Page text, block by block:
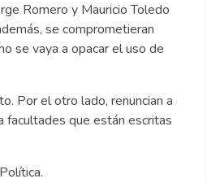
Romero y Mauricio Toledo
se comprometieran
se vaya a opacar el uso de
Por el otro lado, renuncian a
facultades que están escritas